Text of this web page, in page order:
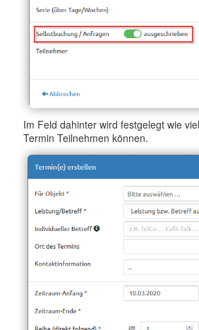
Im Feld dahinter wird festgelegt wie
Termin Teilnehmen können.